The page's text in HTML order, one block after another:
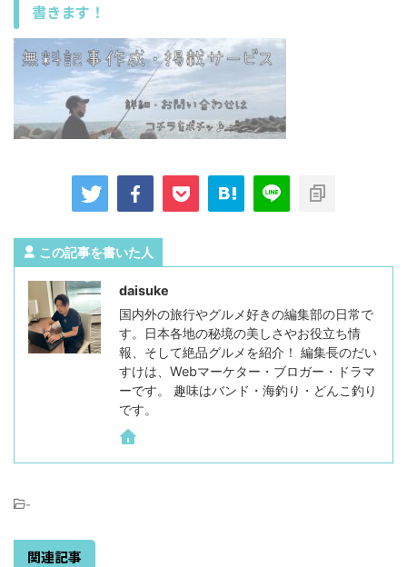
書きます！
この記事を書いた人
daisuke
国内外の旅行やグルメ好きの編集部の日常で
す。日本各地の秘境の美しさやお役立ち情
報、そして絶品グルメを紹介！ 編集長のだい
すけは、Webマーケター・ブロガー・ドラマ
ーです。 趣味はバンド・海釣り・どんこ釣り
です。
-
関連記事